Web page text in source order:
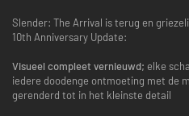
Slender: The Arrival is terug en
10th Anniversary Update:
Visueel compleet vernieuwd; elke
iedere doodenge ontmoeting met de
gerenderd tot in het kleinste detail